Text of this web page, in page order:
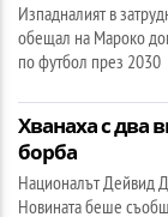
Изпадналият в
обещал на Мароко
по футбол през 2030
Хванаха с два
борба
Националът Дейвид
Новината беше